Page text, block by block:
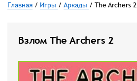
Главная / Игры / Аркады / The Archers 2
Взлом The Archers 2